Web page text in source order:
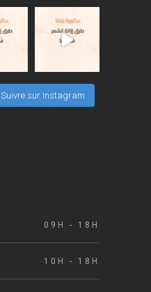
Suivre sur Instagram
09H - 18H
10H - 18H